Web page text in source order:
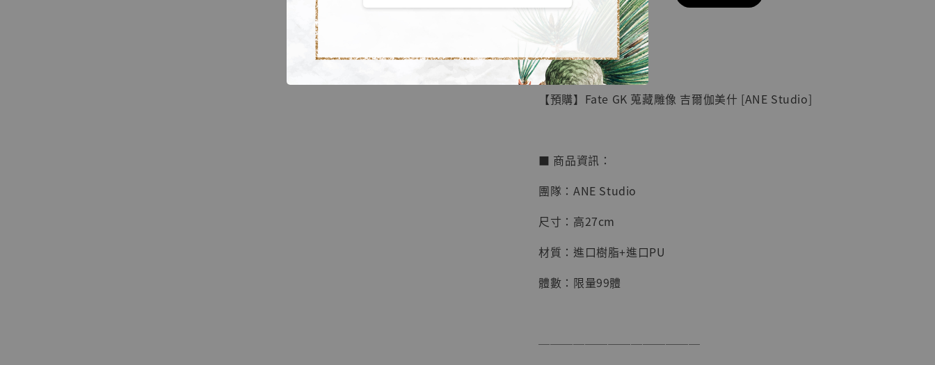
【店內現貨】七龍珠
系列蒐藏雕像 悟空
鳥山明紀念款 [奇蹟
工作室]
NT$ 4,280
- +
加入購物車
🏝【無人島玩具】
【預購】Fate GK 蒐藏雕像 吉爾伽美什 [ANE Studio]
■ 商品資訊：
團隊：ANE Studio
尺寸：高27cm
材質：進口樹脂+進口PU
體數：限量99體
──────────────